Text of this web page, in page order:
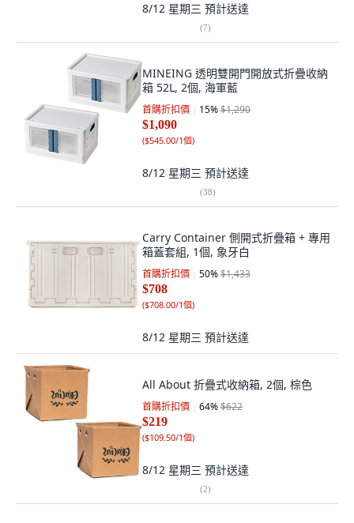
8/12 星期三 預計送達
(7)
MINEING 透明雙開門開放式折疊收納
箱 52L, 2個, 海軍藍
首購折扣價 15%$1,290
$1,090
($545.00/1個)
8/12 星期三 預計送達
(38)
Carry Container 側開式折疊箱 + 專用
箱蓋套組, 1個, 象牙白
首購折扣價 50%$1,433
$708
($708.00/1個)
8/12 星期三 預計送達
All About 折疊式收納箱, 2個, 棕色
首購折扣價 64%$622
$219
($109.50/1個)
8/12 星期三 預計送達
(2)